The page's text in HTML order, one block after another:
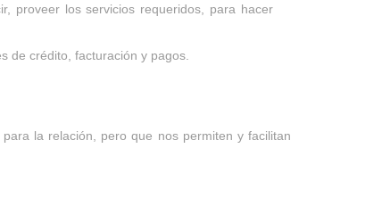
proveer los servicios requeridos, para hacer
de crédito, facturación y pagos.
la relación, pero que nos permiten y facilitan